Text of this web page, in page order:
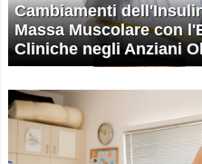
Cambiamenti
Massa Muscolare con
Cliniche negli Anziani